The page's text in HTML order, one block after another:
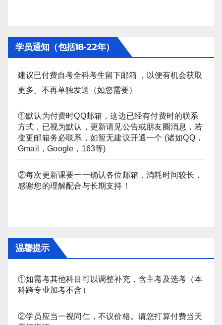
学员通知（包括18-22年）
建议已付费自考全科考生留下邮箱 ，以便有机会获取
更多。不再单独发送（如您需要）
①默认为付费时QQ邮箱，这边已经有付费时的联系
方式，已视为默认，更新请见公告或朋友圈消息，若
变更邮箱务必联系，如暂无建议开通一个 (诸如QQ，
Gmail，Google，163等)
②每次更新课要一一确认各位邮箱，消耗时间较长，
感谢您的理解配合与长期支持！
温馨提示
①如需考其他科目可以调整补充，含主考及选考（本
科跨专业加考不含）
②学员应当一视同仁，不议价格。请您打算付费当天